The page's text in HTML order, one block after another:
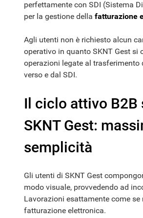
perfettamente con SDI (Sistema
per la gestione della fatturazione
Agli utenti non è richiesto alcun
operativo in quanto SKNT Gest si
operazioni legate al trasferimento
verso e dal SDI.
Il ciclo attivo B2B
SKNT Gest:
semplicità
Gli utenti di SKNT Gest
modo visuale, provvedendo ad
Lavorazioni esattamente come se
fatturazione elettronica.